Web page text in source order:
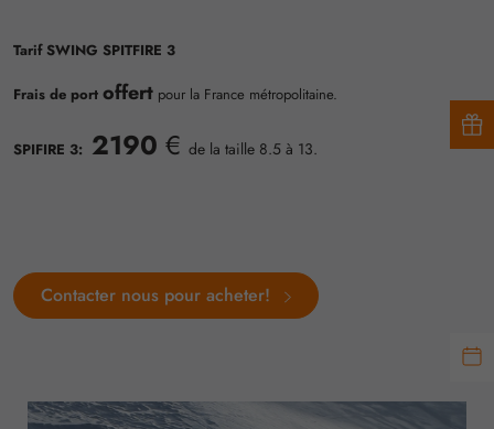
Tarif SWING SPITFIRE 3
Frais de port offert pour la France métropolitaine.
SPIFIRE 3: 2190 € de la taille 8.5 à 13.
Contacter nous pour acheter!